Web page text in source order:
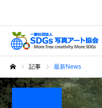
記事 最新News